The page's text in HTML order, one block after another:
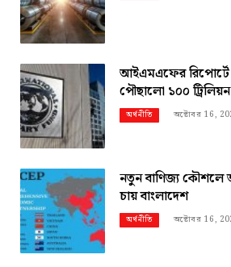
আইএমএফের
পৌছালো ১০০
অর্থনীতি অক্টোবর 16,
নতুন বাণিজ্য
চায় বাংলাদেশ
অর্থনীতি অক্টোবর 16,